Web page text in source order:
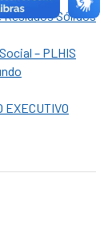
Resíduos Sólidos
– PLHIS